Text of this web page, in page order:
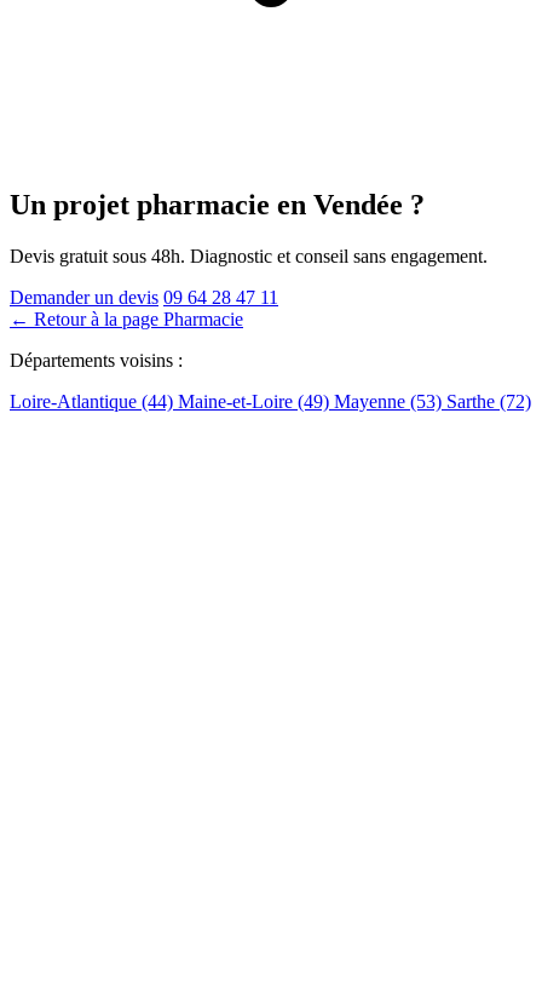
Un projet pharmacie en Vendée ?
Devis gratuit sous 48h. Diagnostic et conseil sans engagement.
Demander un devis 09 64 28 47 11
← Retour à la page Pharmacie
Départements voisins :
Loire-Atlantique (44) Maine-et-Loire (49) Mayenne (53) Sarthe (72)